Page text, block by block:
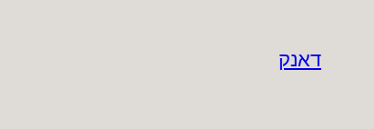
דאנק